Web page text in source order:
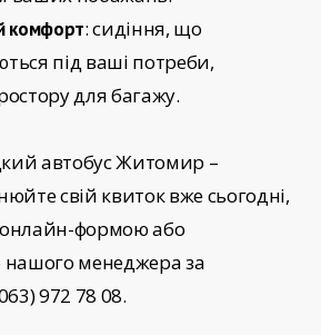
комфорт: сидіння, що
під ваші потреби,
для багажу.
автобус Житомир –
свій квиток вже сьогодні,
формою або
менеджера за
972 78 08.